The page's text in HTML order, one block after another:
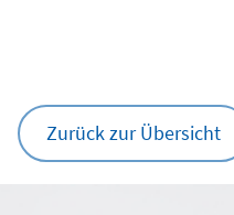
Zurück zur Übersicht